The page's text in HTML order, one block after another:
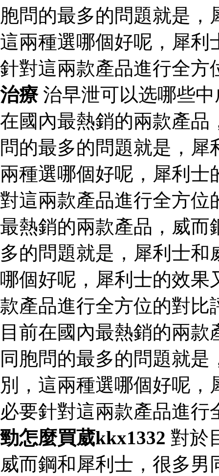
胞問的最多的問題就是
這兩種選哪個好呢，犀利
針對這兩款產品進行全方
治療治早泄可以选哪些
在國內最熱銷的兩款產品
問的最多的問題就是，
兩種選哪個好呢，犀利士
對這兩款產品進行全方位
最熱銷的兩款產品，威而
多的問題就是，犀利士
哪個好呢，犀利士的效果
款產品進行全方位的對比
目前在國內最熱銷的兩
同胞問的最多的問題就
別，這兩種選哪個好呢，
必要針對這兩款產品進
勁怎麼買葳kkx1332 對於
威而鋼和犀利士，很多